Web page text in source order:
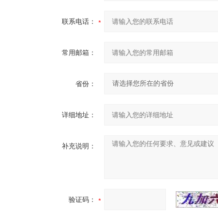
联系电话：
常用邮箱：
省份：
详细地址：
补充说明：
验证码：